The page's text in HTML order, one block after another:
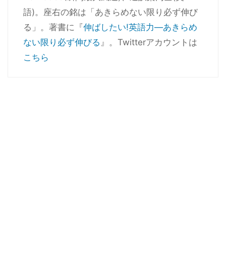
語)。座右の銘は「あきらめない限り必ず伸び
る」。著書に『伸ばしたい!英語力―あきらめ
ない限り必ず伸びる 』。Twitterアカウントは
こちら